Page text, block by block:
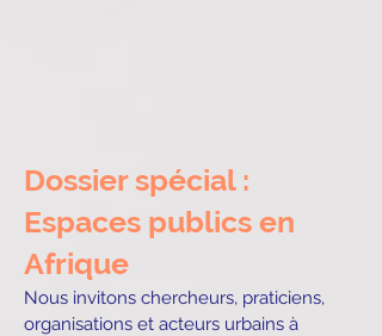
Dossier spécial :
Espaces publics en
Afrique
Nous invitons chercheurs, praticiens,
organisations et acteurs urbains à